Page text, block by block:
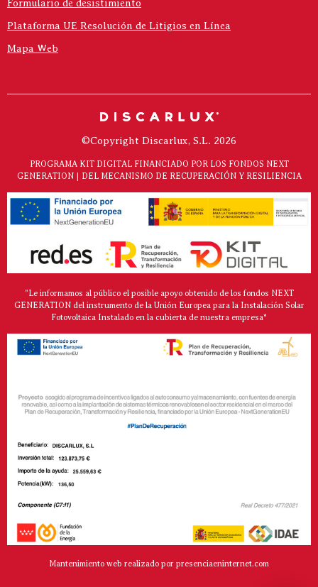
Formulario de desistimiento
Plataforma UE Resolución de Litigios en Línea
Mapa Web
©Copyright Discarlux, S.L. 2026
PROGRAMA KIT DIGITAL FINANCIADO POR LOS FONDOS NEXT
GENERATION | DEL MECANISMO DE RECUPERACIÓN Y RESILIENCIA
"Le informamos al público el posible apoyo obtenido de los fondos NEXT
GENERATION del instrumento de la Unión Europea para la Instalación Solar
Fotovoltaica Instalado en la cubierta de nuestra empresa*
Mantenimiento web realizado por presenciaeninternet.com